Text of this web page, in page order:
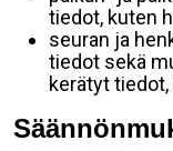
tiedot, kuten
seuran ja
tiedot sekä
kerätyt